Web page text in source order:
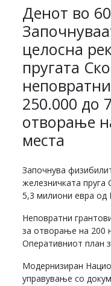
Денот во
целосна
пругата
250.000 до
отворање
места
Започнува
железничката пруга
5,3 милиони евра од
Неповратни
за отворање на 200
Оперативниот план
Модернизиран
управување со